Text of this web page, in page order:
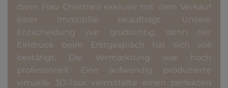
dann Frau Christiani exklusiv mit dem Verkauf
einer Immobilie beauftragt. Unsere
Entscheidung war goldrichtig, denn der
Eindruck beim Erstgespräch hat sich voll
bestätigt: Die Vermarktung war hoch
professionell. Eine aufwendig produzierte
virtuelle 3D-Tour vermittelte einen perfekten